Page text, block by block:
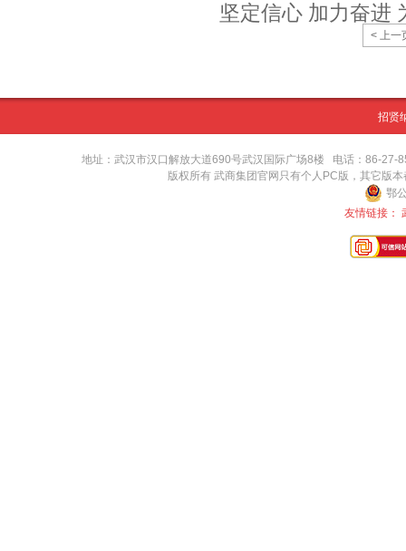
坚定信心 加力奋进
< 上一
招贤
地址：武汉市汉口解放大道690号武汉国际广场8楼 电话：86-
版权所有 武商集团官网只有个人PC版，其它版
鄂
友情链接：